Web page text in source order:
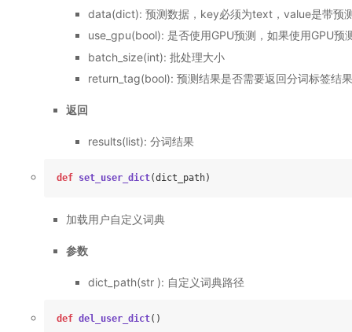
data(dict): 预测数据，key必须为text，value是带预
use_gpu(bool): 是否使用GPU预测，如果使用GPU预
batch_size(int): 批处理大小
return_tag(bool): 预测结果是否需要返回分词标签结果
返回
results(list): 分词结果
def set_user_dict(dict_path)
加载用户自定义词典
参数
dict_path(str ): 自定义词典路径
def del_user_dict()